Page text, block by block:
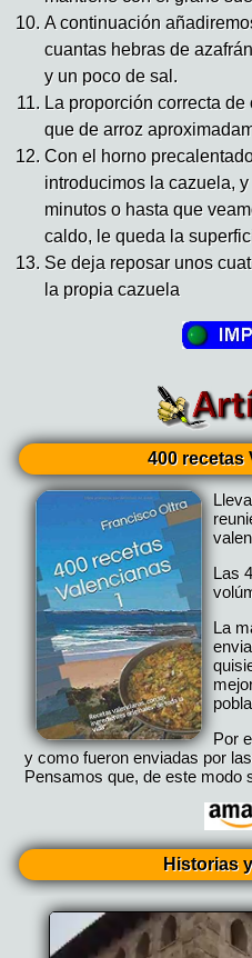
A continuación
cuantas hebras de
y un poco de sal.
La proporción correcta
que de arroz
Con el horno
introducimos la cazuela,
minutos o hasta que
caldo, le queda la
Se deja reposar unos
la propia cazuela
400 recetas
Las
La
Por
y como fueron enviadas por
Pensamos que, de este modo
Historias